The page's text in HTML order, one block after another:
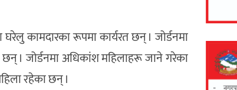
कामदारका रूपमा कार्यरत छन् । जोर्डनमा
छन् । जोर्डनमा अधिकांश महिलाहरू जाने गरेका
रहेका छन् ।